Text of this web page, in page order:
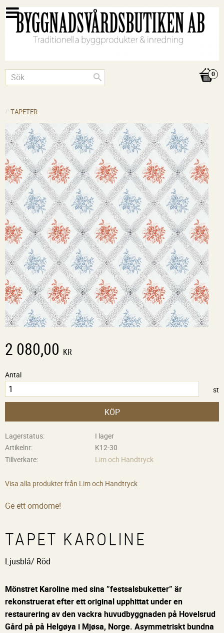
TAPETER
2 080,00 KR
Antal
st
KÖP
Lagerstatus
I lager
Artikelnr
K12-30
Tillverkare
Lim och Handtryck
Visa alla produkter från Lim och Handtryck
Ge ett omdöme!
TAPET KAROLINE
Ljusblå/ Röd
Mönstret Karoline med sina ”festsalsbuketter” är
rekonstruerat efter ett original upphittat under en
restaurering av den vackra huvudbyggnaden på Hovelsrud
Gård på på Helgøya i Mjøsa, Norge. Asymmetriskt bundna